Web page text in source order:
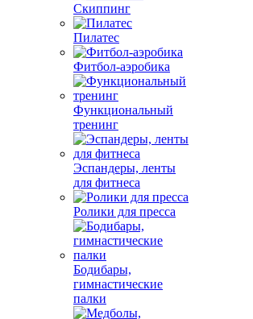
Скиппинг
Пилатес
Фитбол-аэробика
Функциональный
тренинг
Эспандеры, ленты
для фитнеса
Ролики для пресса
Бодибары,
гимнастические
палки